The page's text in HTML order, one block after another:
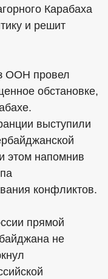
Карабаха
и решит
ООН провел
обстановке,
выступили
этом напомнив
конфликтов.
прямой
не